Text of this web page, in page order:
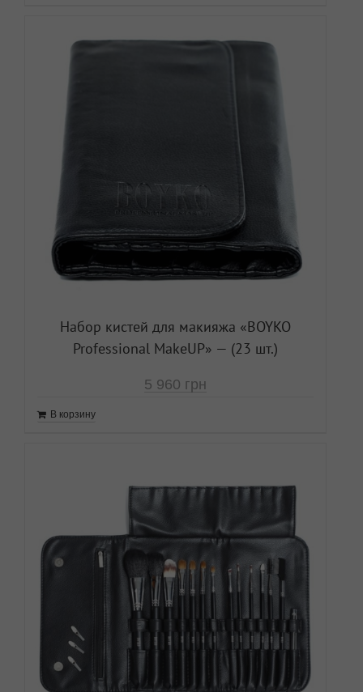
Набор кистей для макияжа «ВOYKO
Professional MakeUP» — (23 шт.)
5 960 грн
В корзину